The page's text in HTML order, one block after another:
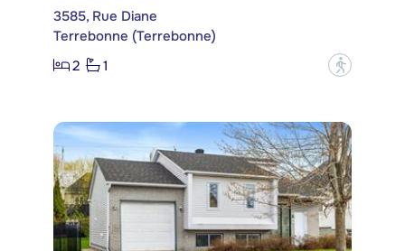
3585, Rue Diane
Terrebonne (Terrebonne)
2
1 ?